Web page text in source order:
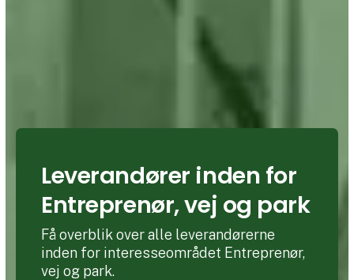
Leverandører inden for
Entreprenør, vej og park
Få overblik over alle leverandørerne
inden for interesseområdet Entreprenør,
vej og park.